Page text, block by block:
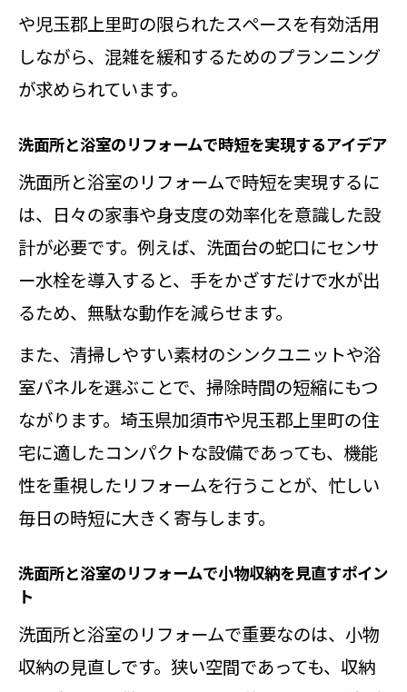
や児玉郡上里町の限られたスペースを有効活用
しながら、混雑を緩和するためのプランニング
が求められています。
洗面所と浴室のリフォームで時短を実現するアイデア
洗面所と浴室のリフォームで時短を実現するに
は、日々の家事や身支度の効率化を意識した設
計が必要です。例えば、洗面台の蛇口にセンサ
ー水栓を導入すると、手をかざすだけで水が出
るため、無駄な動作を減らせます。
また、清掃しやすい素材のシンクユニットや浴
室パネルを選ぶことで、掃除時間の短縮にもつ
ながります。埼玉県加須市や児玉郡上里町の住
宅に適したコンパクトな設備であっても、機能
性を重視したリフォームを行うことが、忙しい
毎日の時短に大きく寄与します。
洗面所と浴室のリフォームで小物収納を見直すポイン
ト
洗面所と浴室のリフォームで重要なのは、小物
収納の見直しです。狭い空間であっても、収納